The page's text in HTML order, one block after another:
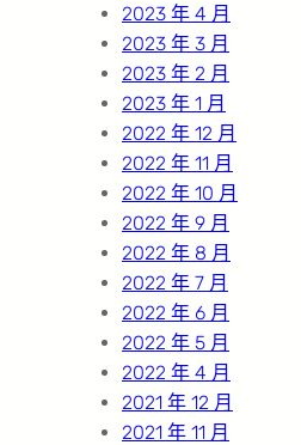
2023 年 4 月
2023 年 3 月
2023 年 2 月
2023 年 1 月
2022 年 12 月
2022 年 11 月
2022 年 10 月
2022 年 9 月
2022 年 8 月
2022 年 7 月
2022 年 6 月
2022 年 5 月
2022 年 4 月
2021 年 12 月
2021 年 11 月